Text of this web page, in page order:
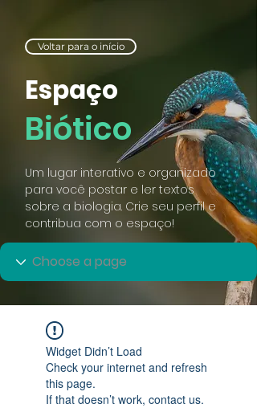
Voltar para o início
Espaço
Biótico
Um lugar interativo e organizado
para você postar e ler textos
sobre a biologia. Crie seu perfil e
contribua com o espaço!
Widget Didn’t Load
Check your internet and refresh
this page.
If that doesn’t work, contact us.